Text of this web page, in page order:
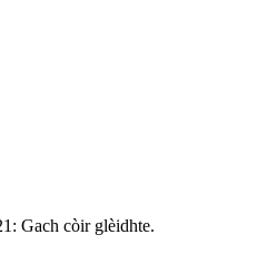
Gach còir glèidhte.